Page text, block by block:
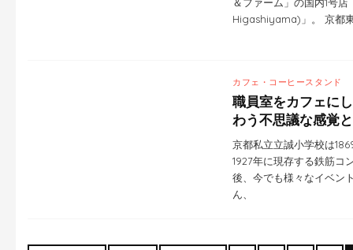
＆ファーム」の国内1号
Higashiyama)」。 京都
カフェ・コーヒースタンド
職員室をカフェに
わう不思議な感覚
京都私立立誠小学校は
1927年に現存する鉄筋コ
後、今でも様々なイベン
ん、